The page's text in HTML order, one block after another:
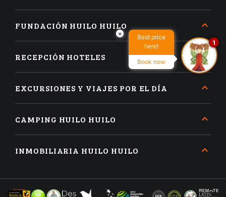
FUNDACIÓN HUILO HUILO
RECEPCIÓN HOTELES
EXCURSIONES Y VIAJES POR EL DÍA
CAMPING HUILO HUILO
INMOBILIARIA HUILO HUILO
×
Best price
here!
Book now
1